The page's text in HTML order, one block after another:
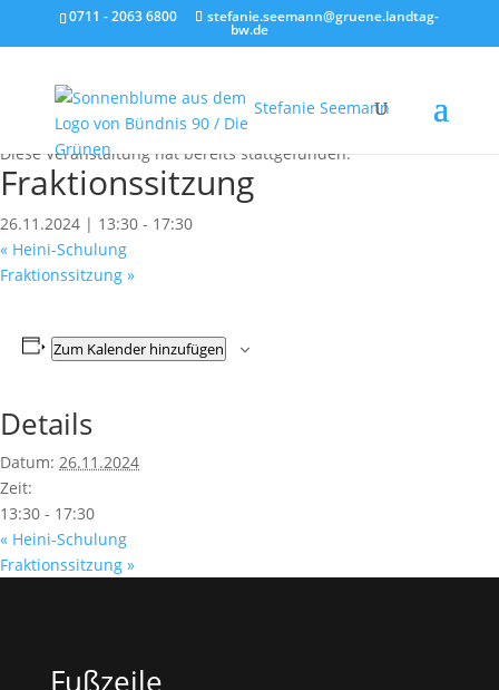
0711 - 2063 6800 stefanie.seemann@gruene.landtag-
bw.de
Stefanie Seemann
« Alle Veranstaltungen
Diese Veranstaltung hat bereits stattgefunden.
Fraktionssitzung
26.11.2024 | 13:30 - 17:30
« Heini-Schulung
Fraktionssitzung »
Zum Kalender hinzufügen
Details
Datum: 26.11.2024
Zeit:
13:30 - 17:30
« Heini-Schulung
Fraktionssitzung »
Fußzeile